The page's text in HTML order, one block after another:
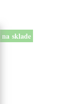
na sklade